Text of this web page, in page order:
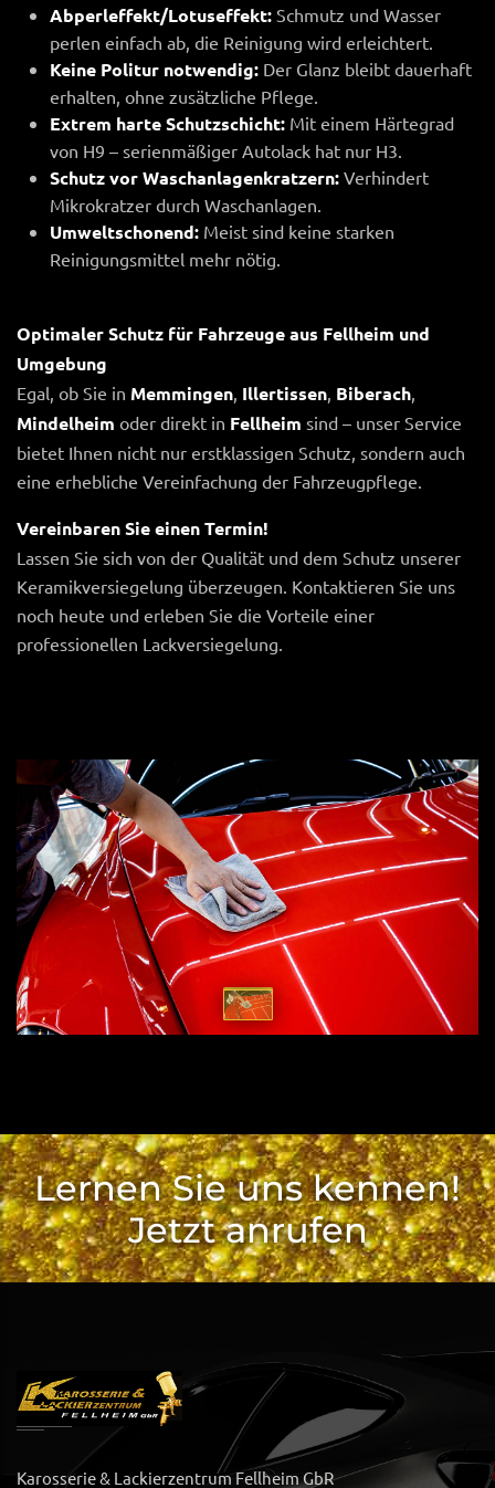
Abperleffekt/Lotuseffekt: Schmutz und Wasser
perlen einfach ab, die Reinigung wird erleichtert.
Keine Politur notwendig: Der Glanz bleibt dauerhaft
erhalten, ohne zusätzliche Pflege.
Extrem harte Schutzschicht: Mit einem Härtegrad
von H9 – serienmäßiger Autolack hat nur H3.
Schutz vor Waschanlagenkratzern: Verhindert
Mikrokratzer durch Waschanlagen.
Umweltschonend: Meist sind keine starken
Reinigungsmittel mehr nötig.
Optimaler Schutz für Fahrzeuge aus Fellheim und
Umgebung
Egal, ob Sie in Memmingen, Illertissen, Biberach,
Mindelheim oder direkt in Fellheim sind – unser Service
bietet Ihnen nicht nur erstklassigen Schutz, sondern auch
eine erhebliche Vereinfachung der Fahrzeugpflege.
Vereinbaren Sie einen Termin!
Lassen Sie sich von der Qualität und dem Schutz unserer
Keramikversiegelung überzeugen. Kontaktieren Sie uns
noch heute und erleben Sie die Vorteile einer
professionellen Lackversiegelung.
Lernen Sie uns kennen!
Jetzt anrufen
Karosserie & Lackierzentrum Fellheim GbR